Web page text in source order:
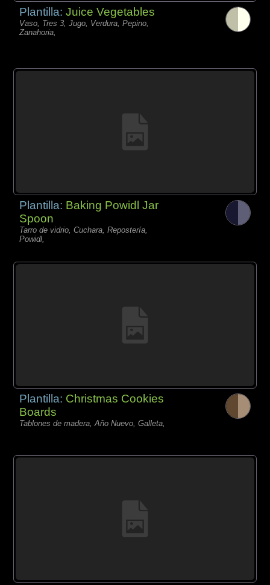
Plantilla:Juice Vegetables
Vaso, Tres 3, Jugo, Verdura, Pepino,
Zanahoria,
Plantilla: Baking Powidl Jar
Spoon
Tarro de vidrio, Cuchara, Repostería,
Powidl,
Plantilla: Christmas Cookies
Boards
Tablones de madera, Año Nuevo, Galleta,